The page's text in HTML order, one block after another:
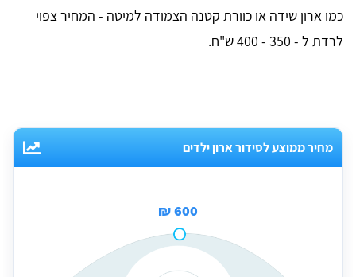
כמו ארון שידה או כוורת קטנה הצמודה למיטה - המחיר צפוי
לרדת ל - 350 - 400 ש"ח.
מחיר ממוצע לסידור ארון ילדים
600 ₪